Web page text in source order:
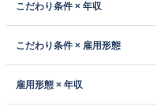
こだわり条件 × 年収
こだわり条件 × 雇用形態
雇用形態 × 年収